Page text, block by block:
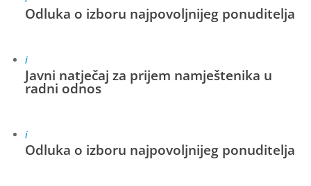
Odluka o izboru najpovoljnijeg ponuditelja
i
Javni natječaj za prijem namještenika u
radni odnos
i
Odluka o izboru najpovoljnijeg ponuditelja